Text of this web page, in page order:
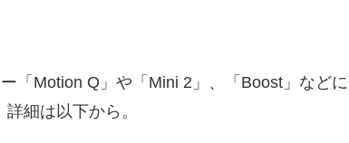
「Motion Q」や「Mini 2」、「Boost」などに
細は以下から。